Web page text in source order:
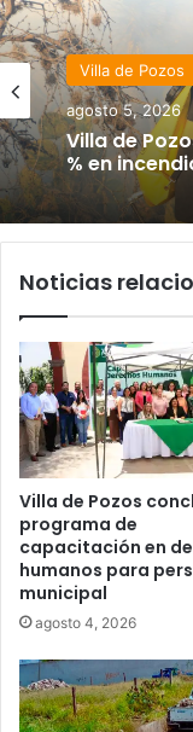
Villa de Pozos
agosto 5, 2026
Villa de
% en
destacadas
agosto 5, 2026
Inauguran
Noticias
Villa de Pozos
programa de
capacitación en
humanos para
municipal
agosto 4, 2026